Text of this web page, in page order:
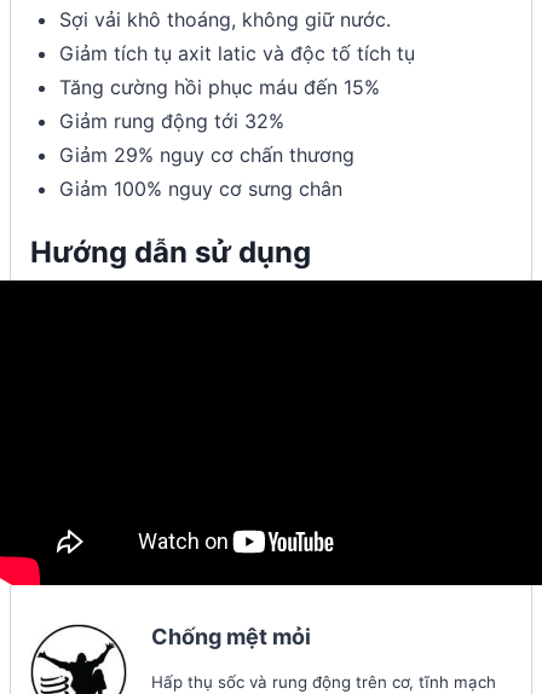
Sợi vải khô thoáng, không giữ nước.
Giảm tích tụ axit latic và độc tố tích tụ
Tăng cường hồi phục máu đến 15%
Giảm rung động tới 32%
Giảm 29% nguy cơ chấn thương
Giảm 100% nguy cơ sưng chân
Hướng dẫn sử dụng
Chống mệt mỏi
Hấp thụ sốc và rung động trên cơ, tĩnh mạch